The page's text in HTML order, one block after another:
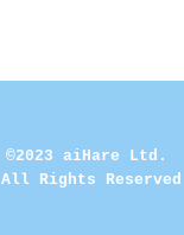
©2023 aiHare Ltd.
All Rights Reserved